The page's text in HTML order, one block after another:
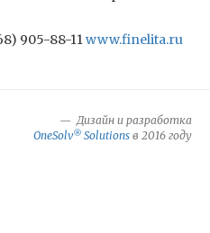
905-88-11www.finelita.ru
Дизайн и разработка
OneSolv® Solutions в 2016 году